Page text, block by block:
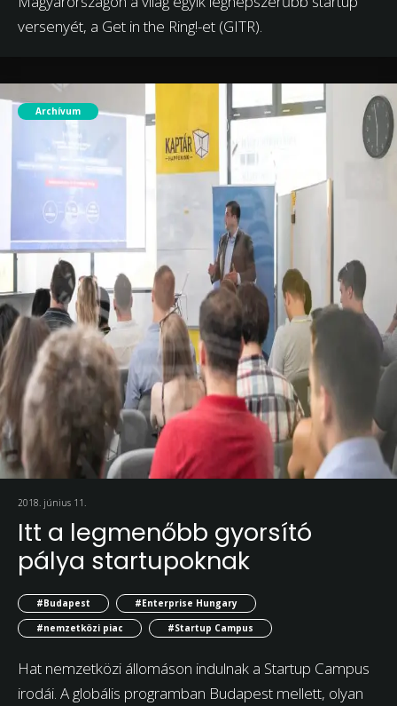
versenyét, a Get in the Ring!-et (GITR).
Archívum
2018. június 11.
Itt a legmenőbb gyorsító
pálya startupoknak
#Budapest
#Enterprise Hungary
#nemzetközi piac
#Startup Campus
Hat nemzetközi állomáson indulnak a Startup Campus
irodái. A globális programban Budapest mellett, olyan